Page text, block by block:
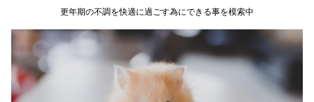
更年期の不調を快適に過ごす為にできる事を模索中